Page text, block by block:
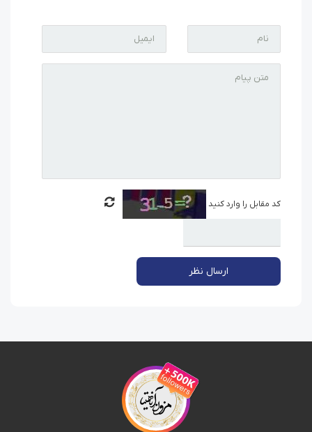
کد مقابل را وارد کنید
ارسال نظر